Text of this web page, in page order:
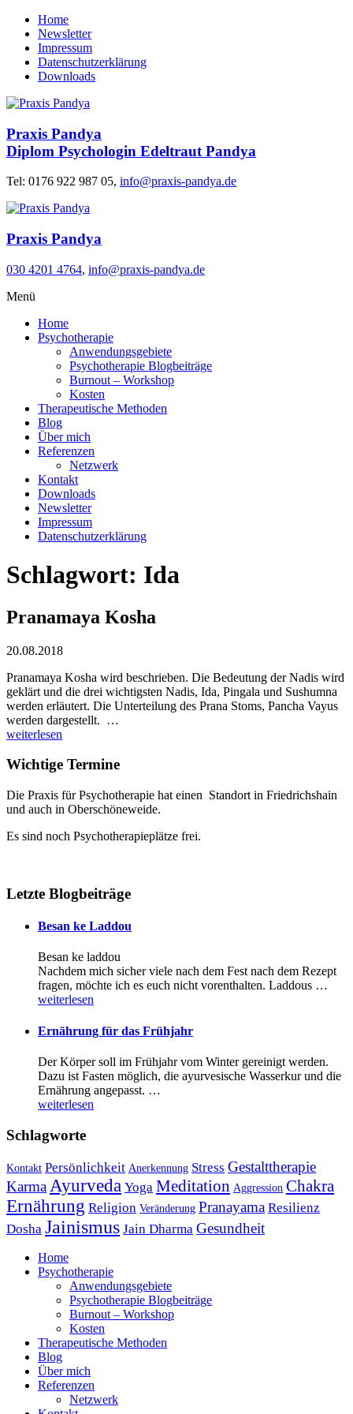
Home
Newsletter
Impressum
Datenschutzerklärung
Downloads
Praxis Pandya
Diplom Psychologin Edeltraut Pandya
Tel: 0176 922 987 05, info@praxis-pandya.de
Praxis Pandya
030 4201 4764, info@praxis-pandya.de
Menü
Home
Psychotherapie
Anwendungsgebiete
Psychotherapie Blogbeiträge
Burnout – Workshop
Kosten
Therapeutische Methoden
Blog
Über mich
Referenzen
Netzwerk
Kontakt
Downloads
Newsletter
Impressum
Datenschutzerklärung
Schlagwort: Ida
Pranamaya Kosha
20.08.2018
Pranamaya Kosha wird beschrieben. Die Bedeutung der Nadis wird
geklärt und die drei wichtigsten Nadis, Ida, Pingala und Sushumna
werden erläutert. Die Unterteilung des Prana Stoms, Pancha Vayus
werden dargestellt. …
weiterlesen
Wichtige Termine
Die Praxis für Psychotherapie hat einen Standort in Friedrichshain
und auch in Oberschöneweide.
Es sind noch Psychotherapieplätze frei.
Letzte Blogbeiträge
Besan ke Laddou
Besan ke laddou
Nachdem mich sicher viele nach dem Fest nach dem Rezept
fragen, möchte ich es euch nicht vorenthalten. Laddous …
weiterlesen
Ernährung für das Frühjahr
Der Körper soll im Frühjahr vom Winter gereinigt werden.
Dazu ist Fasten möglich, die ayurvesische Wasserkur und die
Ernährung angepasst. …
weiterlesen
Schlagworte
Kontakt Persönlichkeit Anerkennung Stress Gestalttherapie
KarmaAyurveda Yoga Meditation Aggression Chakra
Ernährung Religion Veränderung Pranayama Resilienz
Dosha Jainismus Jain Dharma Gesundheit
Home
Psychotherapie
Anwendungsgebiete
Psychotherapie Blogbeiträge
Burnout – Workshop
Kosten
Therapeutische Methoden
Blog
Über mich
Referenzen
Netzwerk